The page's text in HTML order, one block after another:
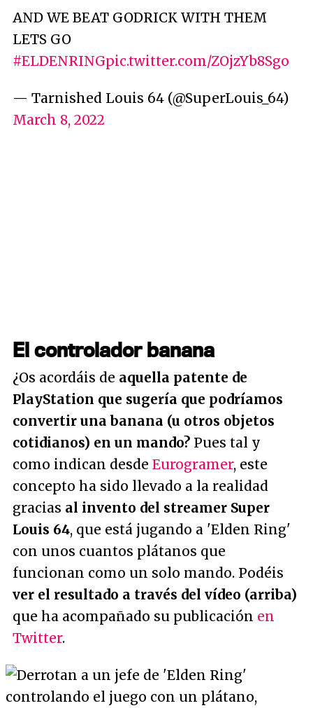
AND WE BEAT GODRICK WITH THEM
LETS GO
#ELDENRINGpic.twitter.com/ZOjzYb8Sgo
— Tarnished Louis 64 (@SuperLouis_64)
March 8, 2022
El controlador banana
¿Os acordáis de aquella patente de
PlayStation que sugería que podríamos
convertir una banana (u otros objetos
cotidianos) en un mando? Pues tal y
como indican desde Eurogramer, este
concepto ha sido llevado a la realidad
gracias al invento del streamer Super
Louis 64, que está jugando a 'Elden Ring'
con unos cuantos plátanos que
funcionan como un solo mando. Podéis
ver el resultado a través del vídeo (arriba)
que ha acompañado su publicación en
Twitter.